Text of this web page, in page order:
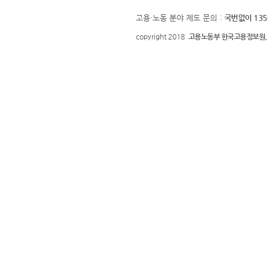
고용·노동 분야 제도 문의 : 국번없이
copyright 2018 고용노동부 한국고용정보원.